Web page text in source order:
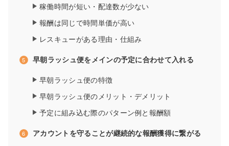
稼働時間が短い・配達数が少ない
報酬は同じで時間単価が高い
レスキューがある理由・仕組み
早朝ラッシュ便をメインの予定に合わせて入れる
早朝ラッシュ便の特徴
早朝ラッシュ便のメリット・デメリット
予定に組み込む際のパターン例と報酬額
アカウントを守ることが継続的な報酬獲得に繋がる